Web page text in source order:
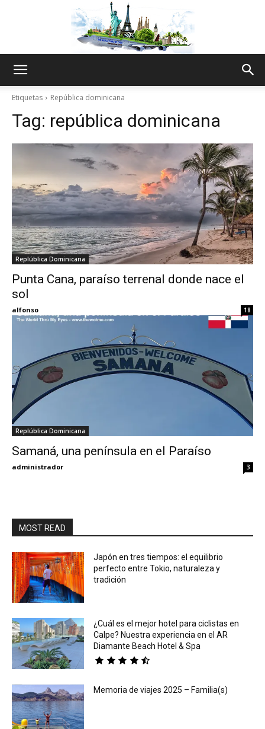
Thru
My
Etiquetas República dominicana
Tag: república dominicana
Replública Dominicana
Punta Cana, paraíso terrenal donde nace el
sol
alfonso 18
Replública Dominicana
Samaná, una península en el Paraíso
administrador 3
MOST READ
Japón en tres tiempos: el equilibrio
perfecto entre Tokio, naturaleza y
tradición
¿Cuál es el mejor hotel para ciclistas en
Calpe? Nuestra experiencia en el AR
Diamante Beach Hotel & Spa
Memoria de viajes 2025 – Familia(s)